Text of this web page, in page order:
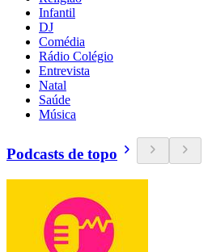
Infantil
DJ
Comédia
Rádio Colégio
Entrevista
Natal
Saúde
Música
Podcasts de topo